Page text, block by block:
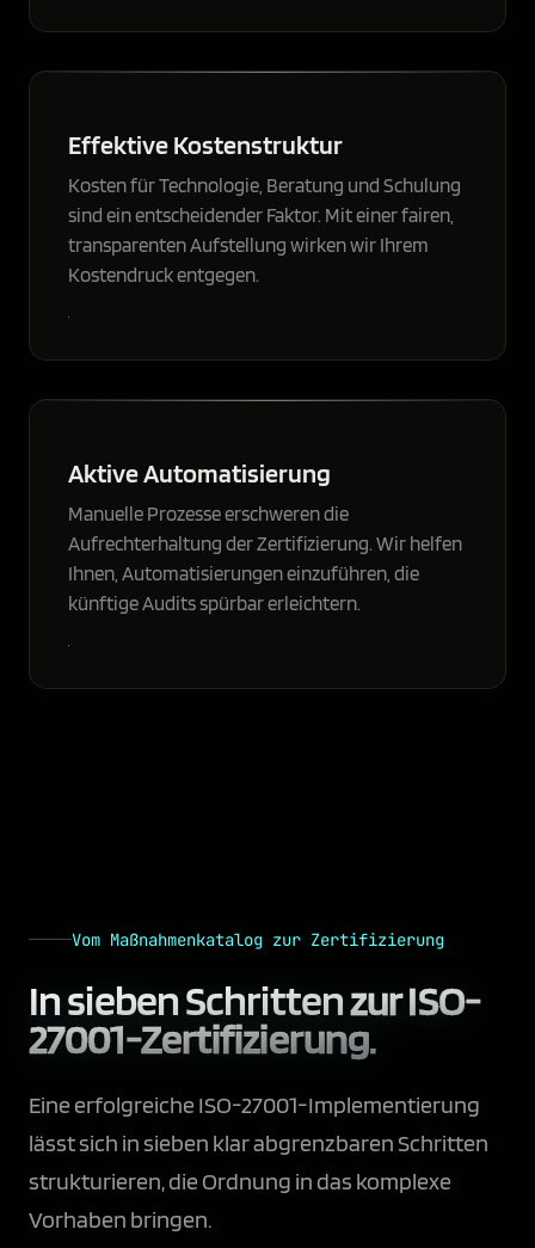
Effektive Kostenstruktur
Kosten für Technologie, Beratung und Schulung
sind ein entscheidender Faktor. Mit einer fairen,
transparenten Aufstellung wirken wir Ihrem
Kostendruck entgegen.
Aktive Automatisierung
Manuelle Prozesse erschweren die
Aufrechterhaltung der Zertifizierung. Wir helfen
Ihnen, Automatisierungen einzuführen, die
künftige Audits spürbar erleichtern.
Vom Maßnahmenkatalog zur Zertifizierung
In sieben Schrittenzur ISO-
27001-Zertifizierung.
Eine erfolgreiche ISO-27001-Implementierung
lässt sich in sieben klar abgrenzbaren Schritten
strukturieren, die Ordnung in das komplexe
Vorhaben bringen.